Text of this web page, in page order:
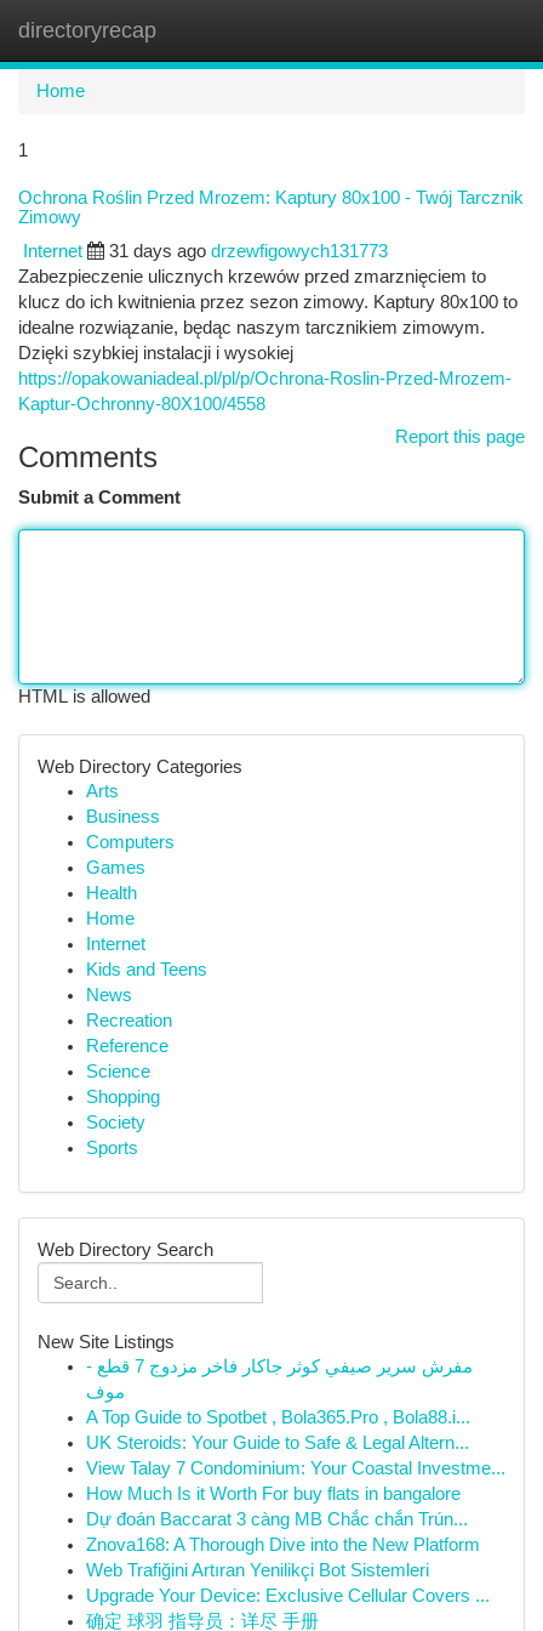
directoryrecap
Home
1
Ochrona Roślin Przed Mrozem: Kaptury 80x100 - Twój Tarcznik
Zimowy
Internet 31 days ago drzewfigowych131773
Zabezpieczenie ulicznych krzewów przed zmarznięciem to
klucz do ich kwitnienia przez sezon zimowy. Kaptury 80x100 to
idealne rozwiązanie, będąc naszym tarcznikiem zimowym.
Dzięki szybkiej instalacji i wysokiej
https://opakowaniadeal.pl/pl/p/Ochrona-Roslin-Przed-Mrozem-
Kaptur-Ochronny-80X100/4558
Report this page
Comments
Submit a Comment
HTML is allowed
Web Directory Categories
Arts
Business
Computers
Games
Health
Home
Internet
Kids and Teens
News
Recreation
Reference
Science
Shopping
Society
Sports
Web Directory Search
New Site Listings
مفرش سرير صيفي كوثر جاكار فاخر مزدوج 7 قطع -
موف
A Top Guide to Spotbet , Bola365.Pro , Bola88.i...
UK Steroids: Your Guide to Safe & Legal Altern...
View Talay 7 Condominium: Your Coastal Investme...
How Much Is it Worth For buy flats in bangalore
Dự đoán Baccarat 3 càng MB Chắc chắn Trún...
Znova168: A Thorough Dive into the New Platform
Web Trafiğini Artıran Yenilikçi Bot Sistemleri
Upgrade Your Device: Exclusive Cellular Covers ...
确定 球羽 指导员：详尽 手册